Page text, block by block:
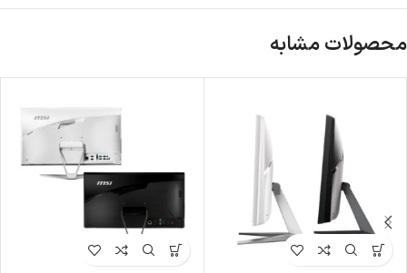
محصولات مشابه